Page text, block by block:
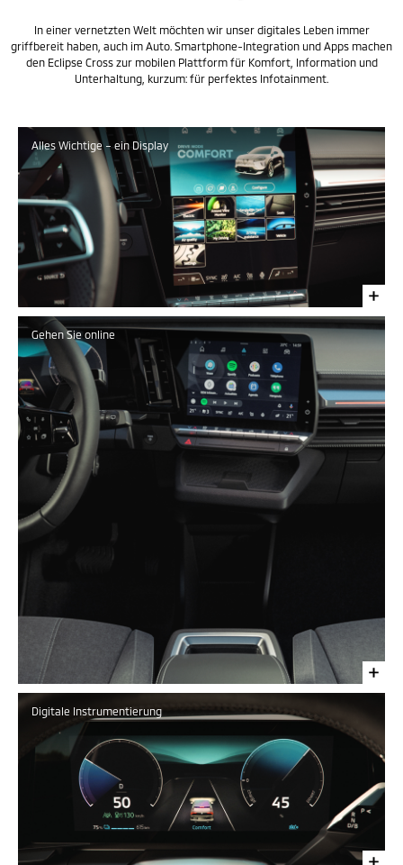
In einer vernetzten Welt möchten wir unser digitales Leben immer
griffbereit haben, auch im Auto. Smartphone-Integration und Apps machen
den Eclipse Cross zur mobilen Plattform für Komfort, Information und
Unterhaltung, kurzum: für perfektes Infotainment.
Alles Wichtige – ein Display
Gehen Sie online
Digitale Instrumentierung